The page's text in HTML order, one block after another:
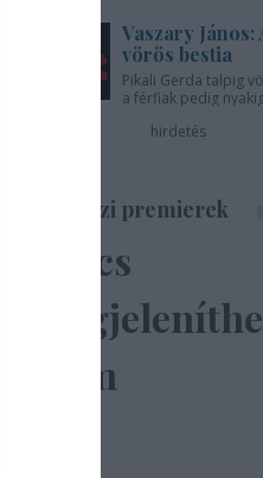
Vaszary János:
vörös bestia
Pikali Gerda talpig
a férfiak pedig
hirdetés
Színházi premierek
Nincs
elem